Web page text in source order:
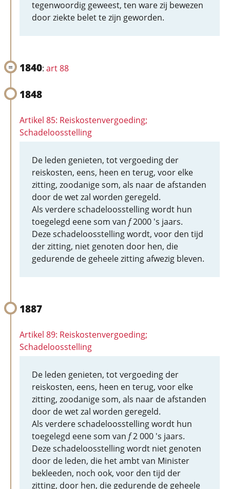
tegenwoordig geweest, ten ware zij bewezen
door ziekte belet te zijn geworden.
1840: art 88
1848
Artikel 85: Reiskostenvergoeding;
Schadeloosstelling
De leden genieten, tot vergoeding der
reiskosten, eens, heen en terug, voor elke
zitting, zoodanige som, als naar de afstanden
door de wet zal worden geregeld.
Als verdere schadeloosstelling wordt hun
toegelegd eene som van f2000 's jaars.
Deze schadeloosstelling wordt, voor den tijd
der zitting, niet genoten door hen, die
gedurende de geheele zitting afwezig bleven.
1887
Artikel 89: Reiskostenvergoeding;
Schadeloosstelling
De leden genieten, tot vergoeding der
reiskosten, eens, heen en terug, voor elke
zitting, zoodanige som, als naar de afstanden
door de wet zal worden geregeld.
Als verdere schadeloosstelling wordt hun
toegelegd eene som van f2 000 's jaars.
Deze schadeloosstelling wordt niet genoten
door de leden, die het ambt van Minister
bekleeden, noch ook, voor den tijd der
zitting, door hen, die gedurende de geheele